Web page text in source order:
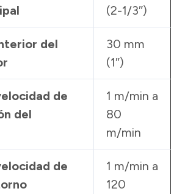
(2-1/3″)
del
30 mm
(1″)
de
del
1 m/min a
80
m/min
de
1 m/min a
120